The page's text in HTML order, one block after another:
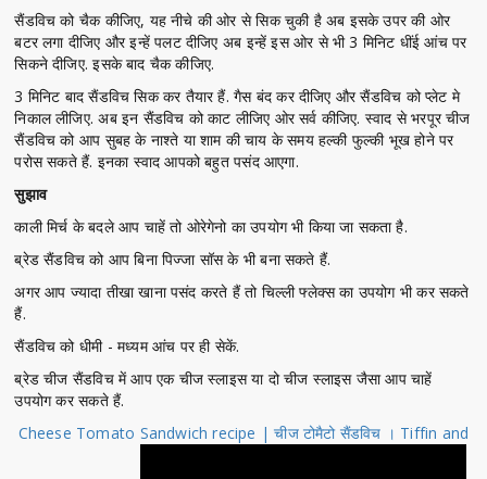
सैंडविच को चैक कीजिए, यह नीचे की ओर से सिक चुकी है अब इसके उपर की ओर
बटर लगा दीजिए और इन्हें पलट दीजिए अब इन्हें इस ओर से भी 3 मिनिट धींई आंच पर
सिकने दीजिए. इसके बाद चैक कीजिए.
3 मिनिट बाद सैंडविच सिक कर तैयार हैं. गैस बंद कर दीजिए और सैंडविच को प्लेट मे
निकाल लीजिए. अब इन सैंडविच को काट लीजिए ओर सर्व कीजिए. स्वाद से भरपूर चीज
सैंडविच को आप सुबह के नाश्ते या शाम की चाय के समय हल्की फुल्की भूख होने पर
परोस सकते हैं. इनका स्वाद आपको बहुत पसंद आएगा.
सुझाव
काली मिर्च के बदले आप चाहें तो ओरेगेनो का उपयोग भी किया जा सकता है.
ब्रेड सैंडविच को आप बिना पिज्जा सॉस के भी बना सकते हैं.
अगर आप ज्यादा तीखा खाना पसंद करते हैं तो चिल्ली फ्लेक्स का उपयोग भी कर सकते
हैं.
सैंडविच को धीमी - मध्यम आंच पर ही सेकें.
ब्रेड चीज सैंडविच में आप एक चीज स्लाइस या दो चीज स्लाइस जैसा आप चाहें
उपयोग कर सकते हैं.
Cheese Tomato Sandwich recipe | चीज टोमैटो सैंडविच । Tiffin and